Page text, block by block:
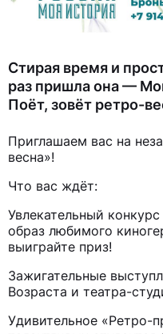
Стирая время и
раз пришла она —
Поёт, зовёт ретро-
Приглашаем вас на
весна»!
Что вас ждёт:
Увлекательный
образ любимого
выиграйте приз!
Зажигательные
Возраста и театра-
Удивительное «Ретро-